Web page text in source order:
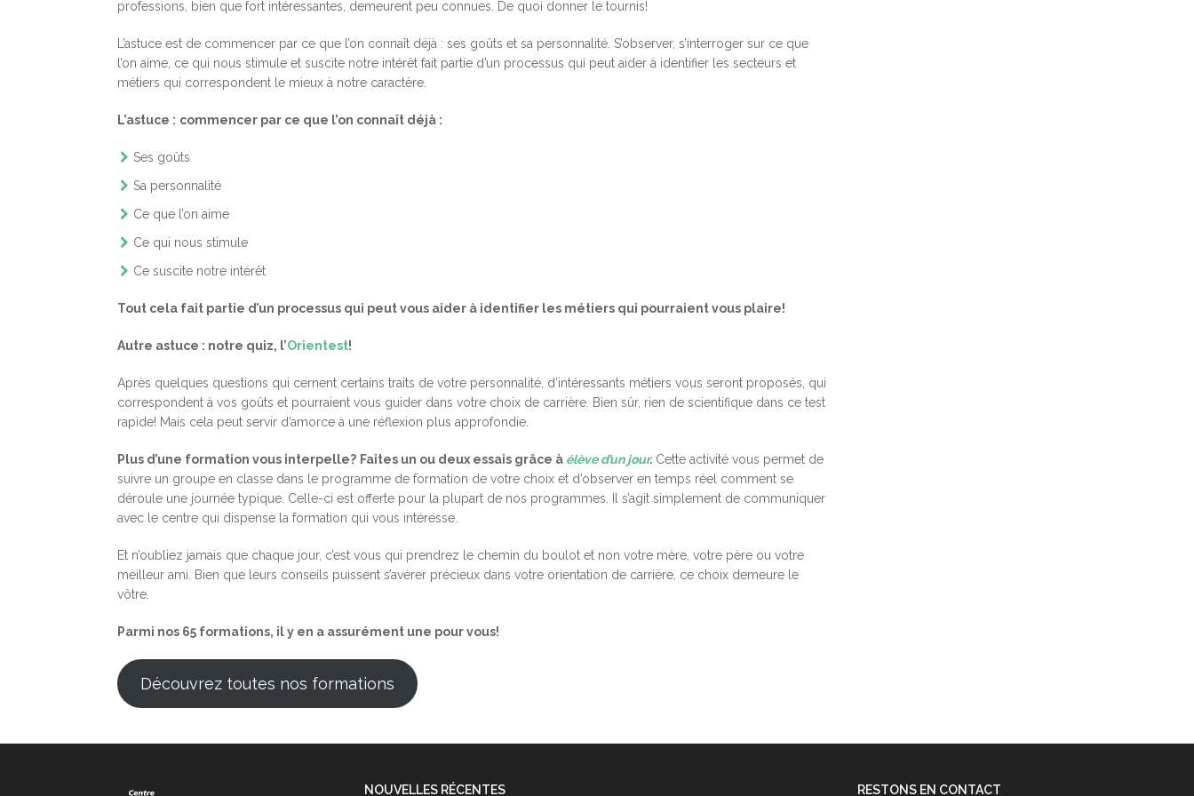
professions, bien que fort intéressantes, demeurent peu connues. De quoi donner le tournis!
L’astuce est de commencer par ce que l’on connaît déjà : ses goûts et sa personnalité. S’observer, s’interroger sur ce que
l’on aime, ce qui nous stimule et suscite notre intérêt fait partie d’un processus qui peut aider à identifier les secteurs et
métiers qui correspondent le mieux à notre caractère.
L’astuce : commencer par ce que l’on connaît déjà :
Ses goûts
Sa personnalité
Ce que l’on aime
Ce qui nous stimule
Ce suscite notre intérêt
Tout cela fait partie d’un processus qui peut vous aider à identifier les métiers qui pourraient vous plaire!
Autre astuce : notre quiz, l’Orientest!
Après quelques questions qui cernent certains traits de votre personnalité, d’intéressants métiers vous seront proposés, qui
correspondent à vos goûts et pourraient vous guider dans votre choix de carrière. Bien sûr, rien de scientifique dans ce test
rapide! Mais cela peut servir d’amorce à une réflexion plus approfondie.
Plus d’une formation vous interpelle? Faites un ou deux essais grâce à élève d’un jour. Cette activité vous permet de
suivre un groupe en classe dans le programme de formation de votre choix et d’observer en temps réel comment se
déroule une journée typique. Celle-ci est offerte pour la plupart de nos programmes. Il s’agit simplement de communiquer
avec le centre qui dispense la formation qui vous intéresse.
Et n’oubliez jamais que chaque jour, c’est vous qui prendrez le chemin du boulot et non votre mère, votre père ou votre
meilleur ami. Bien que leurs conseils puissent s’avérer précieux dans votre orientation de carrière, ce choix demeure le
vôtre.
Parmi nos 65 formations, il y en a assurément une pour vous!
Découvrez toutes nos formations
Centre NOUVELLES RÉCENTES RESTONS EN CONTACT